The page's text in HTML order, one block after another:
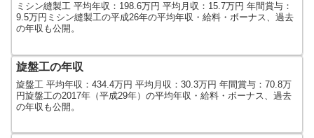
ミシン縫製工 平均年収：198.6万円 平均月収：15.7万円 年間賞与：
9.5万円ミシン縫製工の平成26年の平均年収・給料・ボーナス、過去
の年収も公開。
旋盤工の年収
旋盤工 平均年収：434.4万円 平均月収：30.3万円 年間賞与：70.8万
円旋盤工の2017年（平成29年）の平均年収・給料・ボーナス、過去
の年収も公開。